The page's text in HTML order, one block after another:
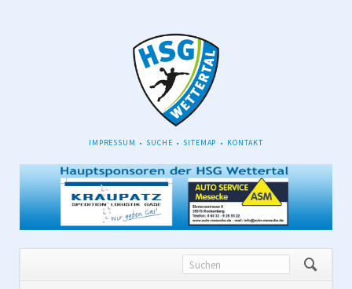
NAVIGATION
IMPRESSUM SUCHE SITEMAP KONTAKT